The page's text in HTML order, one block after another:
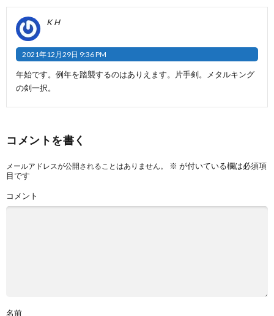
K H
2021年12月29日 9:36 PM
年始です。例年を踏襲するのはありえます。片手剣。メタルキング
の剣一択。
コメントを書く
メールアドレスが公開されることはありません。 ※ が付いている欄は必須項
目です
コメント
名前